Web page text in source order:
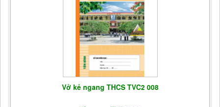
Vở kẻ ngang THCS TVC2 008